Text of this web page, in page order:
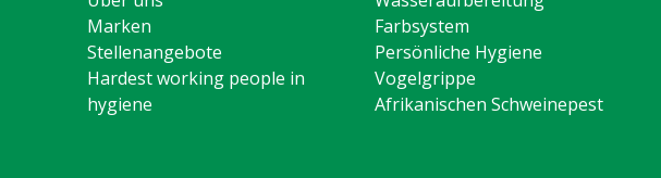
Marken
Stellenangebote
Hardest working people in
hygiene
Farbsystem
Persönliche Hygiene
Vogelgrippe
Afrikanischen Schweinepest